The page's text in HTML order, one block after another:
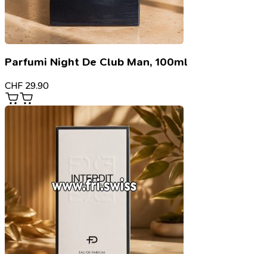
Parfumi Night De Club Man, 100ml
CHF 29.90